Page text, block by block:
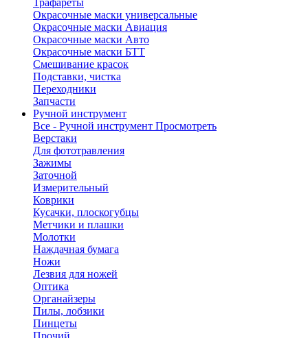
Трафареты
Окрасочные маски универсальные
Окрасочные маски Авиация
Окрасочные маски Авто
Окрасочные маски БТТ
Смешивание красок
Подставки, чистка
Переходники
Запчасти
Ручной инструмент
Все - Ручной инструмент Просмотреть
Верстаки
Для фототравления
Зажимы
Заточной
Измерительный
Коврики
Кусачки, плоскогубцы
Метчики и плашки
Молотки
Наждачная бумага
Ножи
Лезвия для ножей
Оптика
Органайзеры
Пилы, лобзики
Пинцеты
Прочий